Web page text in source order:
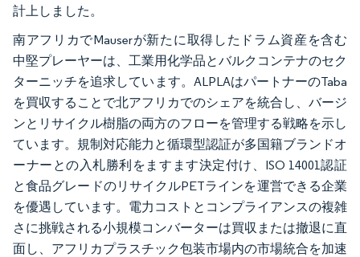
計上しました。
南アフリカでMauserが新たに取得したドラム資産を含む
中堅プレーヤーは、工業用化学品とバルクコンテナのセク
ターニッチを追求しています。ALPLAはパートナーのTaba
を買収することで北アフリカでのシェアを統合し、バージ
ンとリサイクル樹脂の両方のフローを管理する戦略を示し
ています。規制対応能力と循環型認証が多国籍ブランドオ
ーナーとの入札勝利をますます決定付け、ISO 14001認証
と食品グレードのリサイクルPETラインを運営できる企業
を優遇しています。電力コストとコンプライアンスの複雑
さに挑戦される小規模コンバーターは買収または撤退に直
面し、アフリカプラスチック包装市場内の市場統合を加速